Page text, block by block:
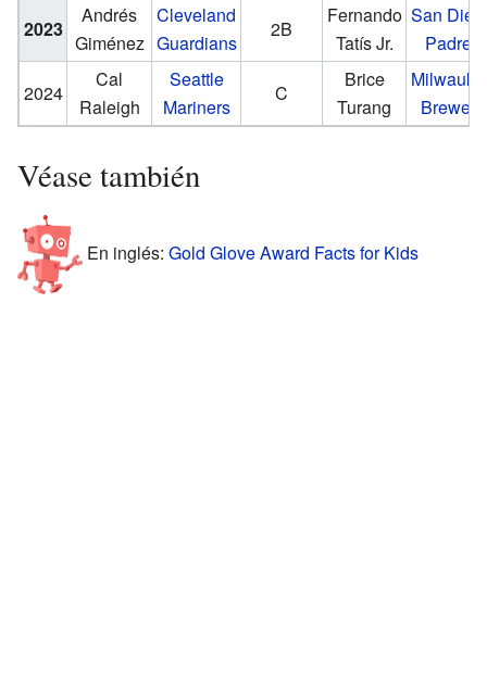
2023
Andrés
Giménez
Cleveland
Guardians
2B
Fernando
Tatís Jr.
San
Padres
2024
Cal
Raleigh
Seattle
Mariners
C
Brice
Turang
Brewers
Véase también
En inglés: Gold Glove Award Facts for Kids